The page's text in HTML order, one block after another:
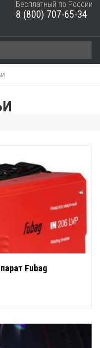
Бесплатный по России
8 (800) 707-65-34
Fubag
ЗАКРЫТЬ КОРЗИНУ